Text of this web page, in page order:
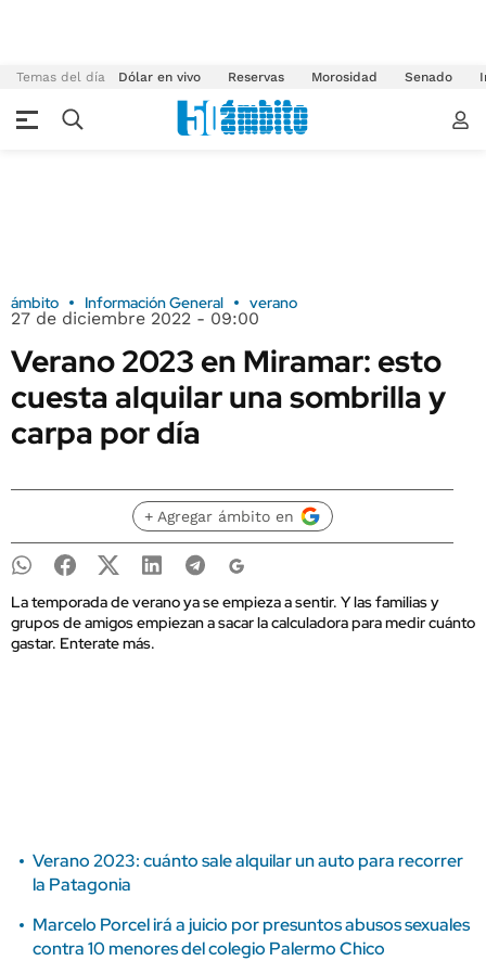
Temas del día Dólar en vivo Reservas Morosidad Senado
ámbito Información General verano
27 de diciembre 2022 - 09:00
Verano 2023 en Miramar: esto
cuesta alquilar una sombrilla y
carpa por día
+ Agregar ámbito en
La temporada de verano ya se empieza a sentir. Y las familias y
grupos de amigos empiezan a sacar la calculadora para medir cuánto
gastar. Enterate más.
Verano 2023: cuánto sale alquilar un auto para recorrer
la Patagonia
Marcelo Porcel irá a juicio por presuntos abusos sexuales
contra 10 menores del colegio Palermo Chico